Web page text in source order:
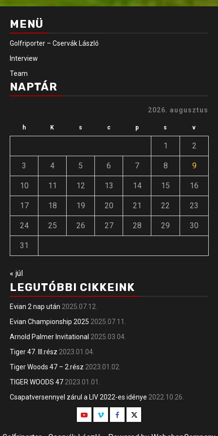
MENÜ
Golfriporter – Cservák László
Interview
Team
NAPTÁR
2026. augusztus
h K s c p s v
1 2
3 4 5 6 7 8 9
10 11 12 13 14 15 16
17 18 19 20 21 22 23
24 25 26 27 28 29 30
31
« júl
LEGUTÓBBI CIKKEINK
Evian 2 nap után 2025.07.12.
Evian Championship 2025 2025.07.11.
Arnold Palmer Invitational 2025.03.04.
Tiger 47. III.rész 2023.01.04.
Tiger Woods 47 – 2.rész 2023.01.02.
TIGER WOODS 47 2023.01.01.
Csapatversennyel zárul a LIV 2022-es idénye 2022.10.26.
YoutubeVimeoFacebook
Twitter